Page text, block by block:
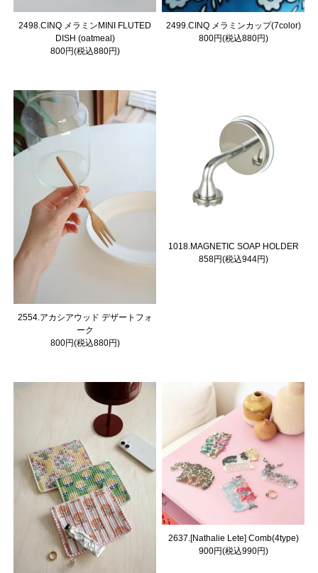
2498.CINQ メラミンMINI FLUTED
DISH (oatmeal)
800円(税込880円)
2499.CINQ メラミンカップ(7color)
800円(税込880円)
2554.アカシアウッド デザートフォ
ーク
800円(税込880円)
1018.MAGNETIC SOAP HOLDER
858円(税込944円)
2637.[Nathalie Lete] Comb(4type)
900円(税込990円)